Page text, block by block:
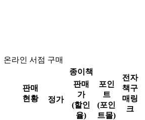
온라인 서점 구매
판매
현황
종이책
전자
책구
매링
크
정가
판매
가
(할인
율)
포인
트
(포인
트몰)